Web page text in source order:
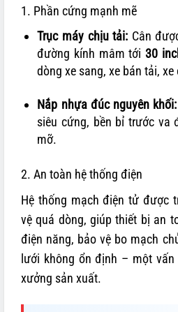
1. Phần cứng mạnh mẽ
Trục máy chịu tải: Cân
đường kính mâm tới 30
dòng xe sang, xe bán tải, xe
Nắp nhựa đúc nguyên khối:
siêu cứng, bền bỉ trước va
mỡ.
2. An toàn hệ thống điện
Hệ thống mạch điện tử được
vệ quá dòng, giúp thiết bị an
điện năng, bảo vệ bo mạch
lưới không ổn định – một
xưởng sản xuất.